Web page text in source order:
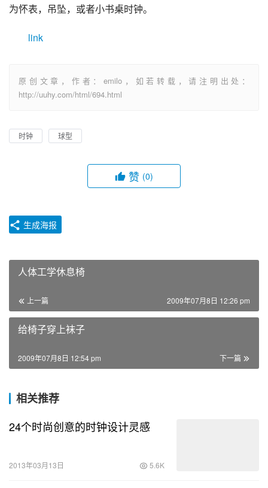
为怀表，吊坠，或者小书桌时钟。
link
原创文章，作者：emilo，如若转载，请注明出处：
http://uuhy.com/html/694.html
时钟 球型
赞 (0)
生成海报
人体工学休息椅
上一篇 2009年07月8日 12:26 pm
给椅子穿上袜子
下一篇
2009年07月8日 12:54 pm
相关推荐
24个时尚创意的时钟设计灵感
2013年03月13日 5.6K